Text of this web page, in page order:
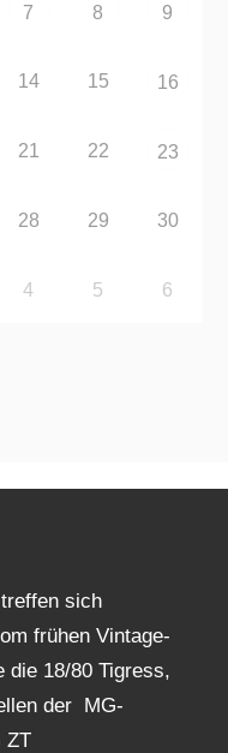
7 8 9
14 15 16
21 22 23
28 29 30
4 5 6
sich
frühen Vintage-
die 18/80 Tigress,
der MG-
ZT